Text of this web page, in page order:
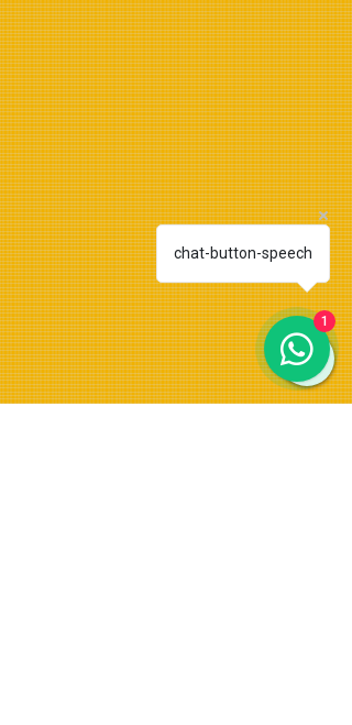
chat-button-speech
1